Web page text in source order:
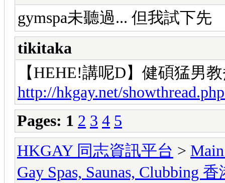
gymspa未聽過... 但我試下先
tikitaka
【HEHE!講呢D】健碩猛男
http://hkgay.net/
Pages: 1 2 3 4 5
HKGAY 同志資訊平台 >
Gay Spas, Saunas, Clubbing